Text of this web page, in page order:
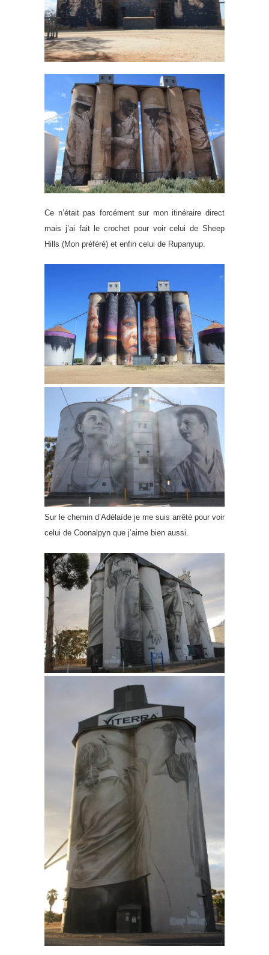
Ce n’était pas forcément sur mon itinéraire direct
mais j’ai fait le crochet pour voir celui de Sheep
Hills (Mon préféré) et enfin celui de Rupanyup.
Sur le chemin d’Adélaïde je me suis arrêté pour voir
celui de Coonalpyn que j’aime bien aussi.